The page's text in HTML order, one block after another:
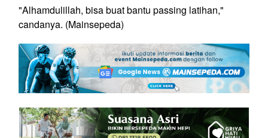
"Alhamdulillah, bisa buat bantu passing latihan,"
candanya. (Mainsepeda)